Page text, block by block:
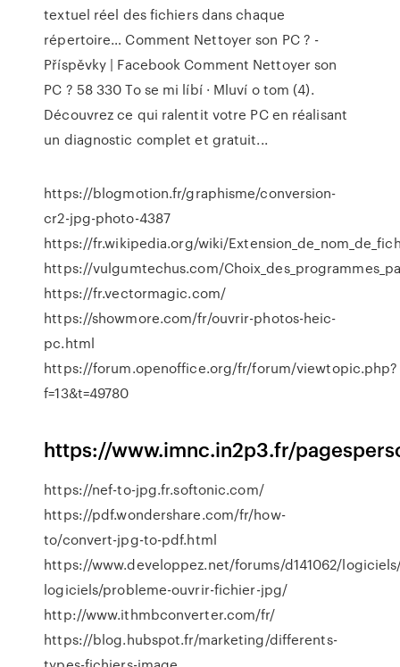
textuel réel des fichiers dans chaque
répertoire… Comment Nettoyer son PC ? -
Příspěvky | Facebook Comment Nettoyer son
PC ? 58 330 To se mi líbí · Mluví o tom (4).
Découvrez ce qui ralentit votre PC en réalisant
un diagnostic complet et gratuit...
https://blogmotion.fr/graphisme/conversion-
cr2-jpg-photo-4387
https://fr.wikipedia.org/wiki/
https://vulgumtechus.com/
https://fr.vectormagic.com/
https://showmore.com/fr/ouvrir-photos-heic-
pc.html
https://forum.openoffice.org/fr/forum/viewtopic.php?
f=13&t=49780
https://www.imnc.in2p3.fr/
https://nef-to-jpg.fr.softonic.com/
https://pdf.wondershare.com/fr/how-
to/convert-jpg-to-pdf.html
https://www.developpez.net/forums/d141062/
logiciels/probleme-ouvrir-fichier-jpg/
http://www.ithmbconverter.com/fr/
https://blog.hubspot.fr/marketing/differents-